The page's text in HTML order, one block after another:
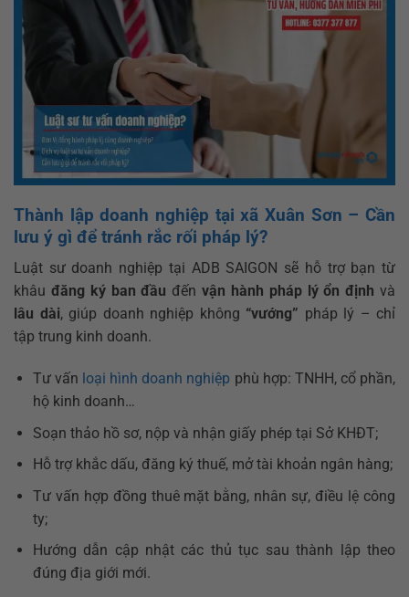
Thành lập doanh nghiệp tại xã Xuân Sơn – Cần
lưu ý gì để tránh rắc rối pháp lý?
Luật sư doanh nghiệp tại ADB SAIGON sẽ hỗ trợ bạn từ
khâu đăng ký ban đầu đếnvận hành pháp lý ổn định và
lâu dài, giúp doanh nghiệp không “vướng” pháp lý – chỉ
tập trung kinh doanh.
Tư vấn loại hình doanh nghiệp phù hợp: TNHH, cổ phần,
hộ kinh doanh…
Soạn thảo hồ sơ, nộp và nhận giấy phép tại Sở KHĐT;
Hỗ trợ khắc dấu, đăng ký thuế, mở tài khoản ngân hàng;
Tư vấn hợp đồng thuê mặt bằng, nhân sự, điều lệ công
ty;
Hướng dẫn cập nhật các thủ tục sau thành lập theo
đúng địa giới mới.